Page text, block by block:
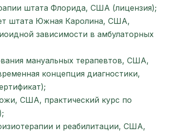
штата Флорида, США (лицензия);
штата Южная Каролина, США,
зависимости в амбулаторных
мануальных терапевтов, США,
концепция диагностики,
США, практический курс по
и реабилитации, США,